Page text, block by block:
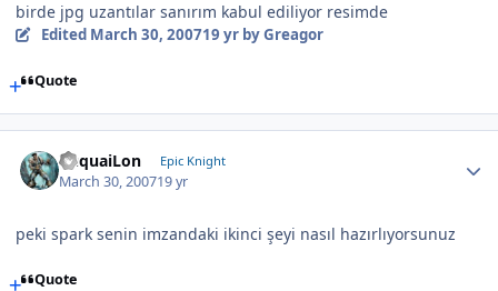
birde jpg uzantılar sanırım kabul ediliyor resimde
Edited March 30, 200719 yrby Greagor
Quote
YuquaiLon Epic Knight
March 30, 200719 yr
peki spark senin imzandaki ikinci şeyi nasıl hazırlıyorsunuz
Quote